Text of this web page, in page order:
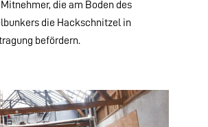
die am Boden des
die Hackschnitzel in
befördern.